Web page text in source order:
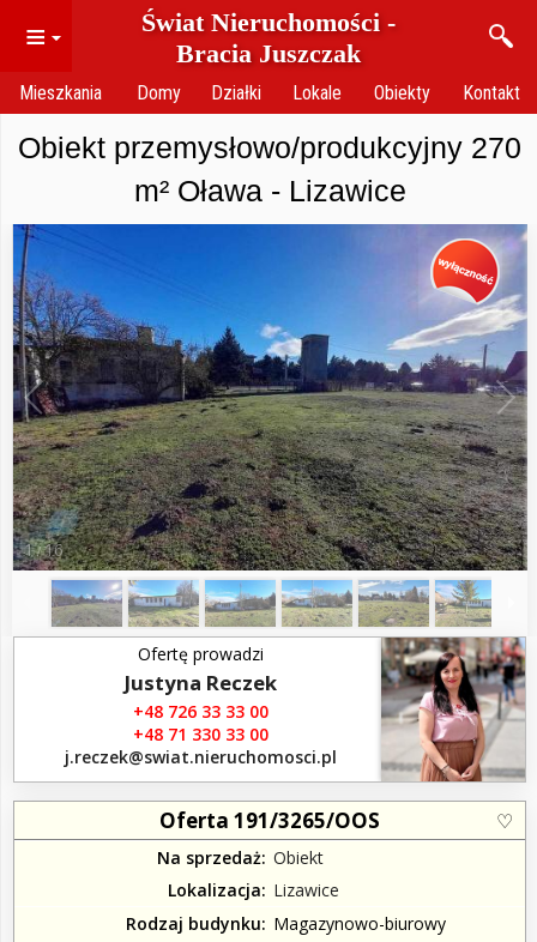
≡
Świat Nieruchomości -
Bracia Juszczak
Mieszkania Domy Działki Lokale Obiekty Kontakt
Obiekt przemysłowo/produkcyjny 270
m² Oława - Lizawice
1/16
Ofertę prowadzi
Justyna Reczek
+48 726 33 33 00
+48 71 330 33 00
j.reczek​@swiat.nieruchomosci.pl
Oferta 191/3265/OOS
Na sprzedaż Obiekt
Lokalizacja
Lizawice
Rodzaj budynku
Magazynowo-biurowy